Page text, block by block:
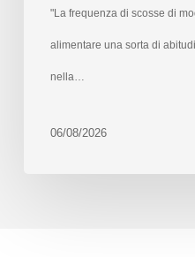
"La frequenza di scosse di
alimentare una sorta di
nella…
06/08/2026